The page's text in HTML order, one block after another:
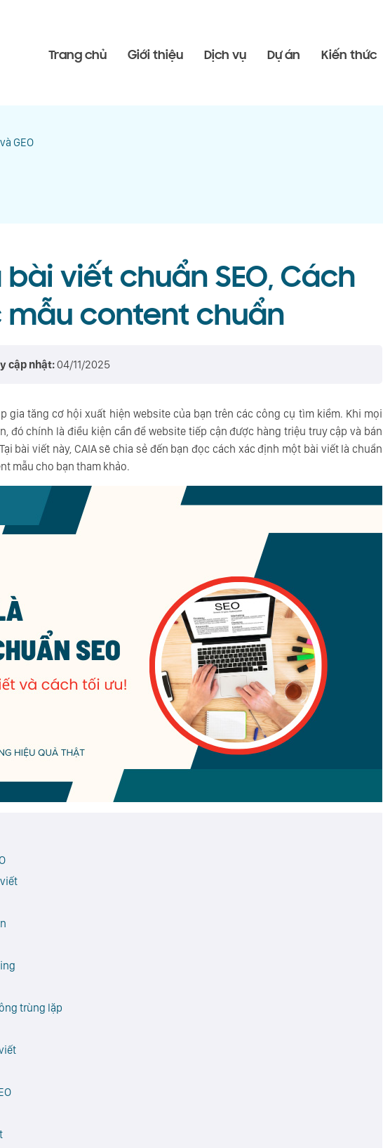
Trang chủ Giới thiệu Dịch vụ Dự án Kiến thức
GEO
viết chuẩn SEO, Cách
mẫu content chuẩn
cập nhật:04/11/2025
gia tăng cơ hội xuất hiện website của bạn trên các công cụ tìm kiềm. Khi mọi
đó chính là điều kiện cần để website tiếp cận được hàng triệu truy cập và bán
bài viết này, CAIA sẽ chia sẻ đến bạn đọc cách xác định một bài viết là chuẩn
mẫu cho bạn tham khảo.
trùng lặp